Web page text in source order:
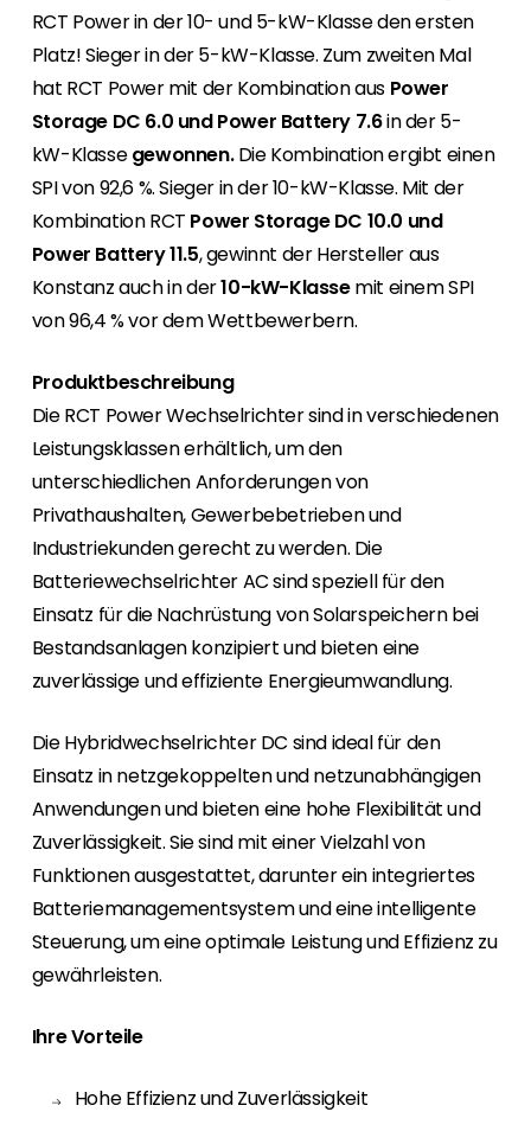
Erneuerbaren Energie Branche? Dann sind Sie
bei uns richtig!
Hauseigentümer
Wenn Sie auf der Suche nach wichtigen
Produkt- und Brancheninformationen sind,
werden Sie bei uns fündig.
RCT Power in der 10- und 5-kW-Klasse den ersten
Platz! Sieger in der 5-kW-Klasse. Zum zweiten Mal
hat RCT Power mit der Kombination aus Power
Storage DC 6.0 und Power Battery 7.6in der 5-
kW-Klassegewonnen.Die Kombination ergibt einen
SPI von 92,6 %. Sieger in der 10-kW-Klasse. Mit der
Kombination RCT Power Storage DC 10.0 und
Power Battery 11.5, gewinnt der Hersteller aus
Konstanz auch in der10-kW-Klassemit einem SPI
von 96,4 % vor dem Wettbewerbern.
Produktbeschreibung
Die RCT Power Wechselrichter sind in verschiedenen
Leistungsklassen erhältlich, um den
unterschiedlichen Anforderungen von
Privathaushalten, Gewerbebetrieben und
Industriekunden gerecht zu werden. Die
Batteriewechselrichter AC sind speziell für den
Einsatz für die Nachrüstung von Solarspeichern bei
Bestandsanlagen konzipiert und bieten eine
zuverlässige und effiziente Energieumwandlung.
Die Hybridwechselrichter DC sind ideal für den
Einsatz in netzgekoppelten und netzunabhängigen
Anwendungen und bieten eine hohe Flexibilität und
Zuverlässigkeit. Sie sind mit einer Vielzahl von
Funktionen ausgestattet, darunter ein integriertes
Batteriemanagementsystem und eine intelligente
Steuerung, um eine optimale Leistung und Effizienz zu
gewährleisten.
Ihre Vorteile
Hohe Effizienz und Zuverlässigkeit